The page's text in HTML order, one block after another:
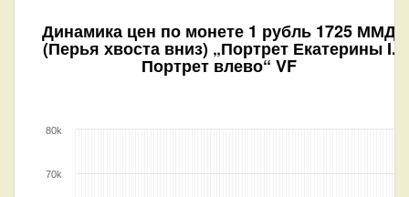
Динамика цен по монете 1 рубль 1725 ММД
(Перья хвоста вниз) „Портрет Екатерины I.
Портрет влево“ VF
70k
80k